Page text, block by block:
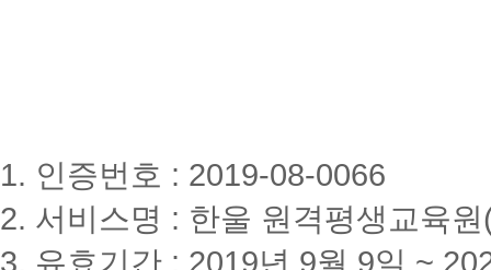
1. 인증번호 : 2019-08-0066
2. 서비스명 : 한울 원격평생교육
3. 유효기간 : 2019년 9월 9일 ~